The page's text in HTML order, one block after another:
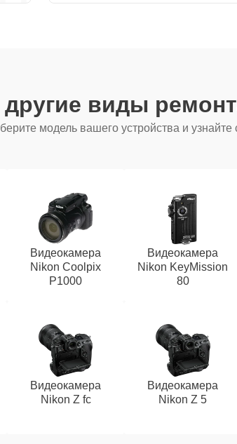
виды
модель вашего устройства и узнайте
Видеокамера
Nikon Coolpix
P1000
Видеокамера
Nikon KeyMission
80
Видеокамера
Nikon Z fc
Видеокамера
Nikon Z 5